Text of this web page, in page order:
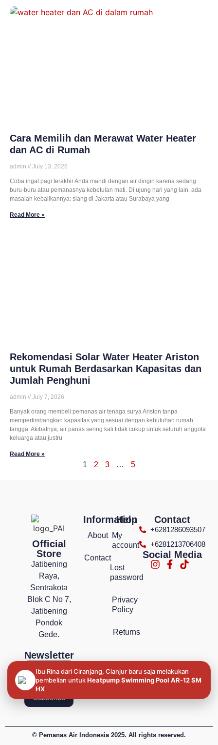
Cara Memilih dan Merawat Water Heater
dan AC di Rumah
admin July 13, 2026
Coba ingat pagi terakhir Anda mandi dengan air dingin karena sedang
buru-buru atau pemanasnya kebetulan mati. Di ujung hari yang lain, ada
masalah kebalikannya: siang di Jakarta atau Surabaya yang
Read More »
Rekomendasi Solar Water Heater Ariston
untuk Rumah Berdasarkan Kapasitas dan
Jumlah Penghuni
admin July 7, 2026
Banyak orang membeli pemanas air tenaga surya Ariston tanpa
mempertimbangkan kapasitas yang sesuai dengan kebutuhan rumah
tangga. Akibatnya, air panas sering kali tidak cukup untuk seluruh anggota
keluarga atau justru
Read More »
1 2 3 … 5
Official
Store
Jatibening
Raya,
Sentrakota
Blok C No 7,
Jatibening
Pondok
Gede.
Newsletter
Subscribe
Information
About
Contact
Help
My
account
Lost
password
Privacy
Policy
Returns
Contact
+6281286093507
+6281213706408
Social Media
© Pemanas Air Indonesia 2025. All rights reserved.
Ibu Rina dari Ciranjang, Cianjur baru saja melakukan
pembelian untukHeatpump Swimming Pool AR‐12 SM
HX